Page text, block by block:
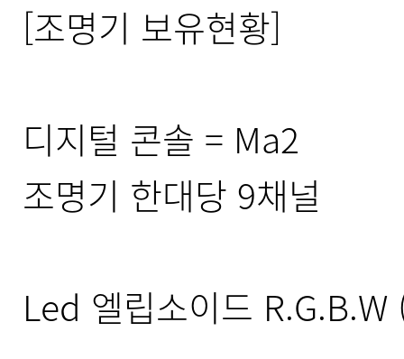
[조명기 보유현황]
디지털 콘솔 = Ma2
조명기 한대당 9채널
Led 엘립소이드